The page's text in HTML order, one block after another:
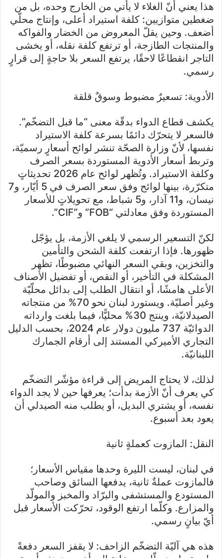
هذا يعني أنّ الغلاء لا يأتي من الخارج وحده، بل من
ضغطين متوازيين: كلفة استيراد أعلى، وإنتاج محلّي
أضعف. وحين يقلّ المعروض من الخضار والفواكه
والمنتجات الطازجة، أو ترتفع كلفة نقله، أو يخشى
التاجر انقطاعًا لاحقًا، يرتفع السعر بلا حاجةٍ إلى قرارٍ
رسمي.
الأدوية: تسعيرٌ مضبوط وسوقٌ قلقة
يكشف قطاع الدواء بدقّة معنى “ما قبل التضخّم”.
فالسعر لا يتحرّك دائمًا بسرعة كلفة الاستيراد
نفسها، لأنّ وزارة الصحّة تنشر لوائح أسعارٍ رسميّة،
وتربط أسعار الأدوية المستوردة بسعر الصرف
وكلفة الاستيراد. وتُظهر لوائح عام 2026 تحديثاتٍ
متكرّرة، بينها لوائح وفق سعر الصرف في 5 أيّار، و7
نيسان، و11 آذار، و5 شباط، مع تحويلاتٍ للأسعار
المستوردة وفق معادلتي “FOB” و”CIF”.
لكنّ التسعير الرسمي لا يلغي الأزمة، بل يؤجّل
ظهورها. فإذا ارتفعت كلفة الشحن والتأمين
والتخزين، وبقي السعر النهائي مضبوطًا، تظهر
المشكلة في التأخير، أو النقص، أو تفضيل الأصناف
الأعلى هامشًا، أو انتقال الطلب إلى بدائل محلّيّة
وغير أصليّة. ويستورد لبنان نحو 70% من منتجاته
الصيدلانيّة، وينتج 30% محليًّا، فيما بلغت وارداته
الدوائيّة 737 مليون دولار عام 2024، بحسب الدليل
التجاري الأميركي المستند إلى أرقام الجمارك
اللبنانيّة.
لذلك، لا يحتاج المريض إلى قراءة مؤشّر التضخّم
كي يعرف أنّ الأزمة بدأت؛ يعرفها حين لا يجد الدواء
نفسه، أو يشتري البديل، أو يطلب منه الصيدلي أن
يعود بعد أسبوع.
النقل: المازوت كعملةٍ ثانية
في لبنان، ليست الليرة وحدها مقياس الأسعار؛
فالمازوت عملةٌ ثانية، يدفعها السائق وصاحب
المستودع والمستشفى والبرّاد والمخبز والمولّد
والمزارع. وكلّما ارتفع الوقود، تحرّكت الأسعار قبل
أيّ بيانٍ رسمي.
هذه هي آليّة التضخّم الزاحف: لا يقفز السعر دفعةً